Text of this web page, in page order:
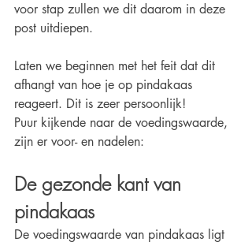
voor stap zullen we dit daarom in deze
post uitdiepen.
Laten we beginnen met het feit dat dit
afhangt van hoe je op pindakaas
reageert. Dit is zeer persoonlijk!
Puur kijkende naar de voedingswaarde,
zijn er voor- en nadelen:
De gezonde kant van
pindakaas
De voedingswaarde van pindakaas ligt